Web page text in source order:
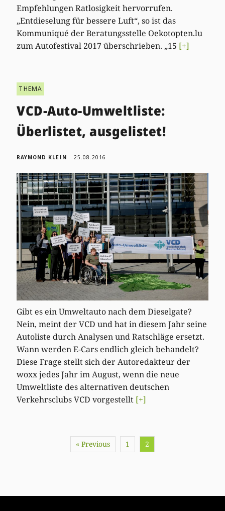
Empfehlungen Ratlosigkeit hervorrufen.
„Entdieselung für bessere Luft“, so ist das
Kommuniqué der Beratungsstelle Oekotopten.lu
zum Autofestival 2017 überschrieben. „15 [+]
THEMA
VCD-Auto-Umweltliste:
Überlistet, ausgelistet!
RAYMOND KLEIN 25.08.2016
Gibt es ein Umweltauto nach dem Dieselgate?
Nein, meint der VCD und hat in diesem Jahr seine
Autoliste durch Analysen und Ratschläge ersetzt.
Wann werden E-Cars endlich gleich behandelt?
Diese Frage stellt sich der Autoredakteur der
woxx jedes Jahr im August, wenn die neue
Umweltliste des alternativen deutschen
Verkehrsclubs VCD vorgestellt [+]
« Previous 1 2